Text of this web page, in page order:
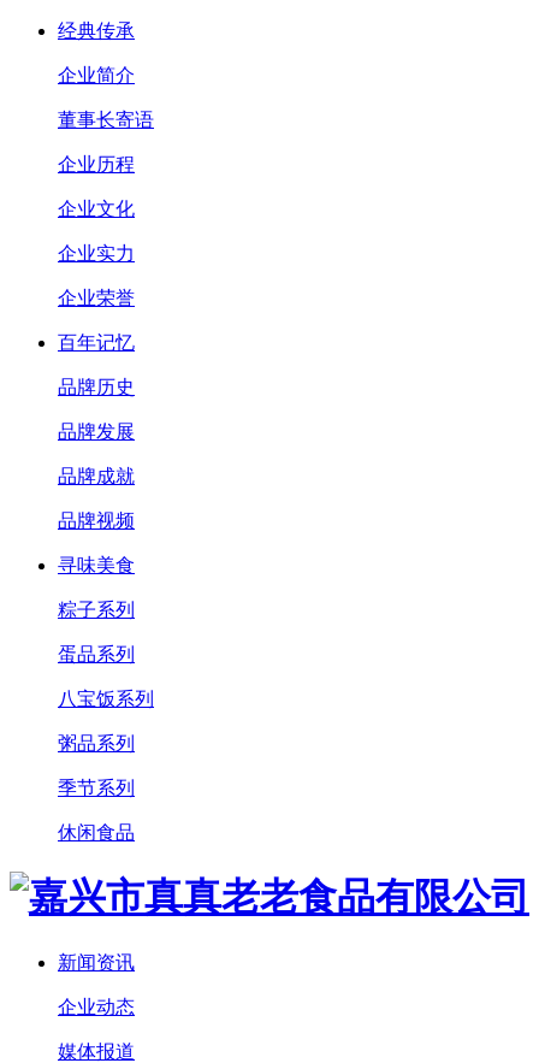
经典传承
企业简介
董事长寄语
企业历程
企业文化
企业实力
企业荣誉
百年记忆
品牌历史
品牌发展
品牌成就
品牌视频
寻味美食
粽子系列
蛋品系列
八宝饭系列
粥品系列
季节系列
休闲食品
新闻资讯
企业动态
媒体报道